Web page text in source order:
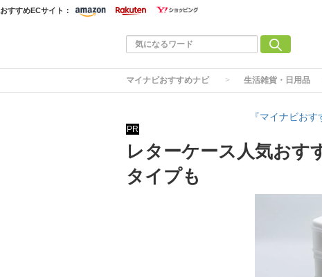
おすすめECサイト：
マイナビおすすめナビ 生活雑貨・日用品
『マイナビお
PR
レターケース人気おす
タイプも